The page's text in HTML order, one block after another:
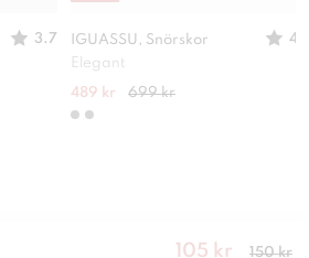
3.7
IGUASSU, Snörskor
4
Elegant
489 kr 699 kr
Nuvarande
105 kr 150 kr